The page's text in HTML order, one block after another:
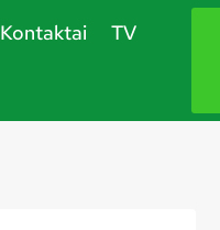
Kontaktai TV